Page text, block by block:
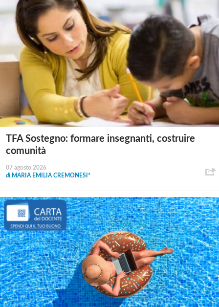
TFA Sostegno: formare insegnanti, costruire
comunità
07 agosto 2026
di MARIA EMILIA CREMONESI*